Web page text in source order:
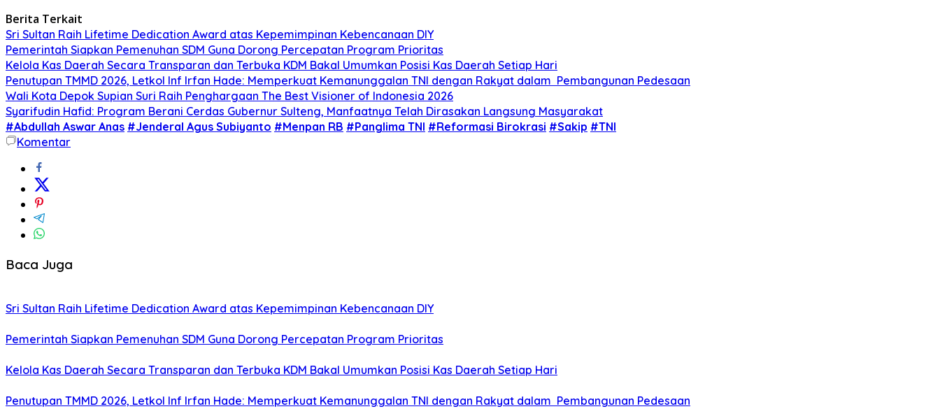
Berita Terkait
Sri Sultan Raih Lifetime Dedication Award atas Kepemimpinan Kebencanaan DIY
Pemerintah Siapkan Pemenuhan SDM Guna Dorong Percepatan Program Prioritas
Kelola Kas Daerah Secara Transparan dan Terbuka KDM Bakal Umumkan Posisi Kas Daerah Setiap Hari
Penutupan TMMD 2026, Letkol Inf Irfan Hade: Memperkuat Kemanunggalan TNI dengan Rakyat dalam Pembangunan Pedesaan
Wali Kota Depok Supian Suri Raih Penghargaan The Best Visioner of Indonesia 2026
Syarifudin Hafid: Program Berani Cerdas Gubernur Sulteng, Manfaatnya Telah Dirasakan Langsung Masyarakat
#Abdullah Aswar Anas #Jenderal Agus Subiyanto #Menpan RB #Panglima TNI #Reformasi Birokrasi #Sakip #TNI
Komentar
Baca Juga
Sri Sultan Raih Lifetime Dedication Award atas Kepemimpinan Kebencanaan DIY
Pemerintah Siapkan Pemenuhan SDM Guna Dorong Percepatan Program Prioritas
Kelola Kas Daerah Secara Transparan dan Terbuka KDM Bakal Umumkan Posisi Kas Daerah Setiap Hari
Penutupan TMMD 2026, Letkol Inf Irfan Hade: Memperkuat Kemanunggalan TNI dengan Rakyat dalam Pembangunan Pedesaan